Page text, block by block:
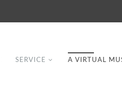
SERVICE A VIRTUAL